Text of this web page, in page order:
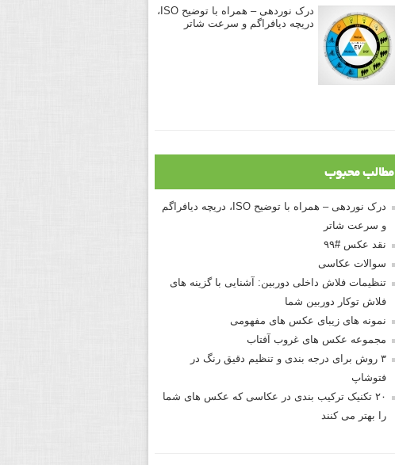
درک نوردهی – همراه با توضیح ISO،
دریچه دیافراگم و سرعت شاتر
مطالب محبوب
درک نوردهی – همراه با توضیح ISO، دریچه دیافراگم
و سرعت شاتر
نقد عکس #۹۹
سوالات عکاسی
تنظیمات فلاش داخلی دوربین: آشنایی با گزینه های
فلاش توکار دوربین شما
نمونه های زیبای عکس های مفهومی
مجموعه عکس های غروب آفتاب
۳ روش برای درجه بندی و تنظیم دقیق رنگ در
فتوشاپ
۲۰ تکنیک ترکیب بندی در عکاسی که عکس های شما
را بهتر می کنند